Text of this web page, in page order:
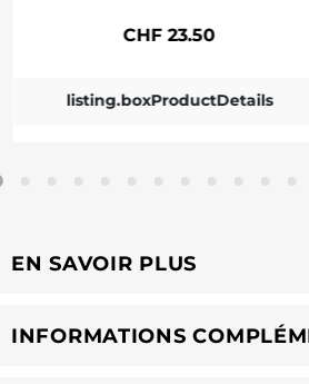
CHF 23.50
listing.boxProductDetails
EN SAVOIR PLUS
INFORMATIONS